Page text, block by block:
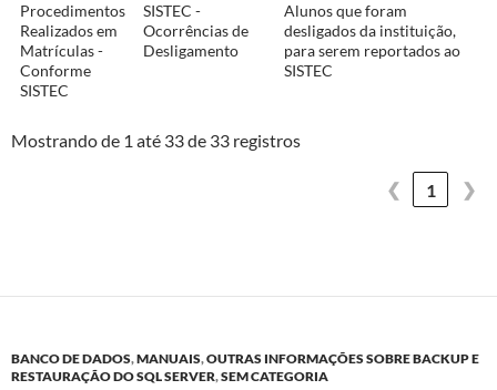
Procedimentos
Realizados em
Matrículas -
Conforme
SISTEC
SISTEC -
Ocorrências de
Desligamento
Alunos que foram
desligados da instituição,
para serem reportados ao
SISTEC
Mostrando de 1 até 33 de 33 registros
❮ 1 ❯
BANCO DE DADOS,MANUAIS,OUTRAS INFORMAÇÕES SOBRE BACKUP E
RESTAURAÇÃO DO SQL SERVER,SEM CATEGORIA